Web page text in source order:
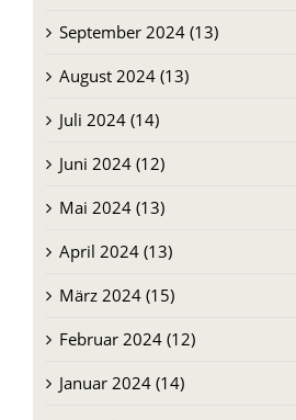
September 2024 (13)
August 2024 (13)
Juli 2024 (14)
Juni 2024 (12)
Mai 2024 (13)
April 2024 (13)
März 2024 (15)
Februar 2024 (12)
Januar 2024 (14)